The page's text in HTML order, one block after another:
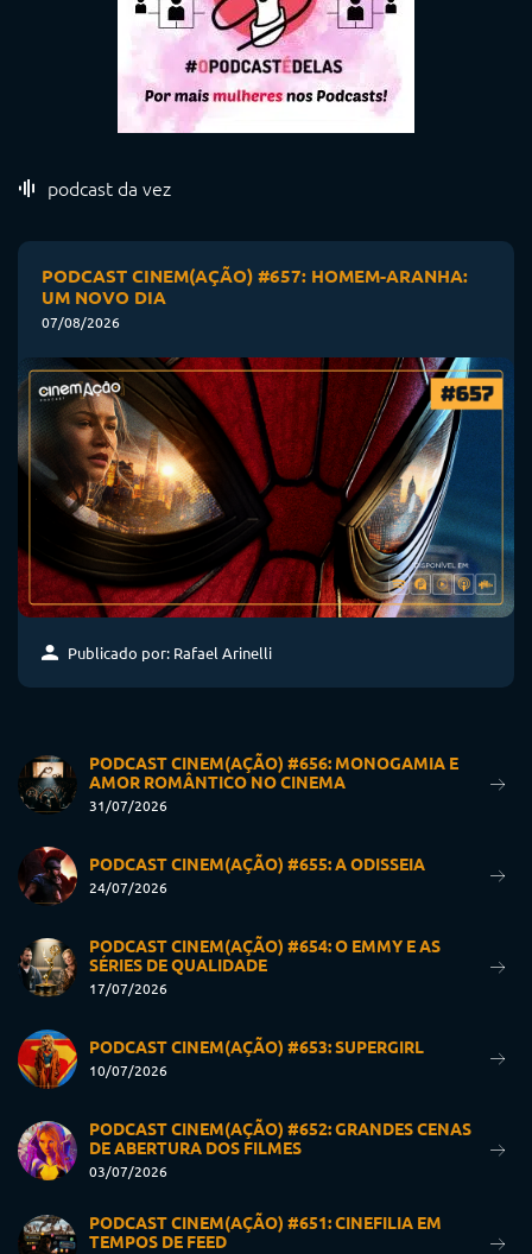
podcast da vez
PODCAST CINEM(AÇÃO) #657: HOMEM-ARANHA:
UM NOVO DIA
07/08/2026
Publicado por: Rafael Arinelli
PODCAST CINEM(AÇÃO) #656: MONOGAMIA E
AMOR ROMÂNTICO NO CINEMA
31/07/2026
PODCAST CINEM(AÇÃO) #655: A ODISSEIA
24/07/2026
PODCAST CINEM(AÇÃO) #654: O EMMY E AS
SÉRIES DE QUALIDADE
17/07/2026
PODCAST CINEM(AÇÃO) #653: SUPERGIRL
10/07/2026
PODCAST CINEM(AÇÃO) #652: GRANDES CENAS
DE ABERTURA DOS FILMES
03/07/2026
PODCAST CINEM(AÇÃO) #651: CINEFILIA EM
TEMPOS DE FEED